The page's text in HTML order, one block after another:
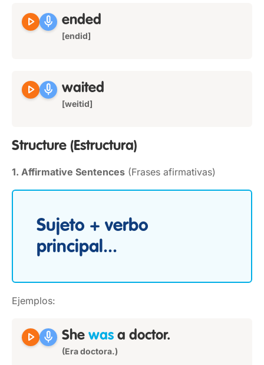
play_arrow mic ended
[endid]
play_arrow mic waited
[weitid]
Structure (Estructura)
1. Affirmative Sentences (Frases afirmativas)
Sujeto + verbo
principal...
Ejemplos:
play_arrow mic She was a doctor.
(Era doctora.)